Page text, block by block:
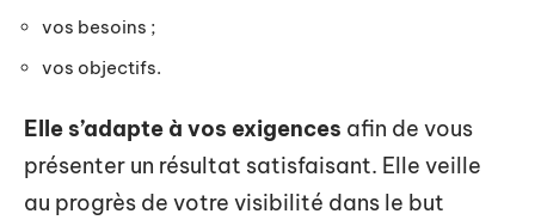
vos besoins ;
vos objectifs.
Elle s’adapte à vos exigences afin de vous
présenter un résultat satisfaisant. Elle veille
au progrès de votre visibilité dans le but